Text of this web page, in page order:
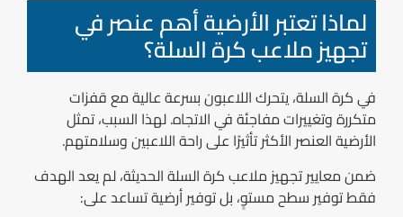
لماذا تعتبر الأرضية أهم عنصر في
تجهيز ملاعب كرة السلة؟
في كرة السلة، يتحرك اللاعبون بسرعة عالية مع قفزات
متكررة وتغييرات مفاجئة في الاتجاه. لهذا السبب، تمثل
الأرضية العنصر الأكثر تأثيرًا على راحة اللاعبين وسلامتهم.
ضمن معايير تجهيز ملاعب كرة السلة الحديثة، لم يعد الهدف
فقط توفير سطح مستوٍ، بل توفير أرضية تساعد على: